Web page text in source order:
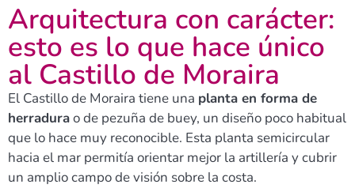
Arquitectura con carácter:
esto es lo que hace único
al Castillo de Moraira
El Castillo de Moraira tiene una planta en forma de
herradurao de pezuña de buey, un diseño poco habitual
que lo hace muy reconocible. Esta planta semicircular
hacia el mar permitía orientar mejor la artillería y cubrir
un amplio campo de visión sobre la costa.​